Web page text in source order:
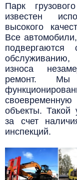
Парк
известен
высокого
Все
подвергаются
износа
ремонт. Мы
объекты. Такой
за счет
инспекций.